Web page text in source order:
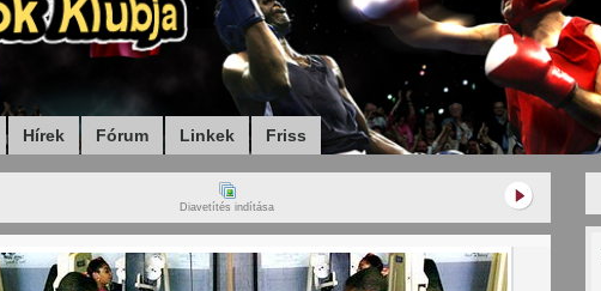
Hírek Fórum Linkek Friss
Diavetítés indítása